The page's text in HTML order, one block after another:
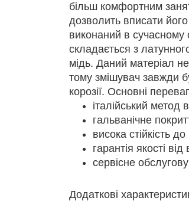
більш комфортним
дозволить вписати
виконаний в сучасному
складається з
мідь. Даний матеріал
тому змішувач завжди
корозії. Основні
італійський метод
гальванічне
висока стійкість до
гарантія якості
сервісне
Додаткові